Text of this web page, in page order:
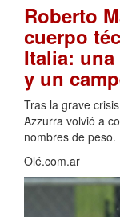
Roberto
cuerpo
Italia: una
y un
Tras la grave
Azzurra volvió a
nombres de peso.
Olé.com.ar